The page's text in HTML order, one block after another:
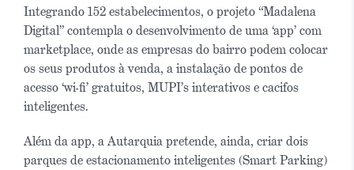
Integrando 152 estabelecimentos, o projeto “Madalena
Digital” contempla o desenvolvimento de uma ‘app’ com
marketplace, onde as empresas do bairro podem colocar
os seus produtos à venda, a instalação de pontos de
acesso ‘wi-fi’ gratuitos, MUPI’s interativos e cacifos
inteligentes.
Além da app, a Autarquia pretende, ainda, criar dois
parques de estacionamento inteligentes (Smart Parking)